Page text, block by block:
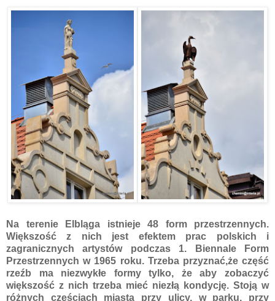
Na terenie Elbląga istnieje 48 form przestrzennych.
Większość z nich jest efektem prac polskich i
zagranicznych artystów podczas 1. Biennale Form
Przestrzennych w 1965 roku. Trzeba przyznać,że część
rzeźb ma niezwykłe formy tylko, że aby zobaczyć
większość z nich trzeba mieć niezłą kondycję. Stoją w
różnych częściach miasta przy ulicy, w parku, przy